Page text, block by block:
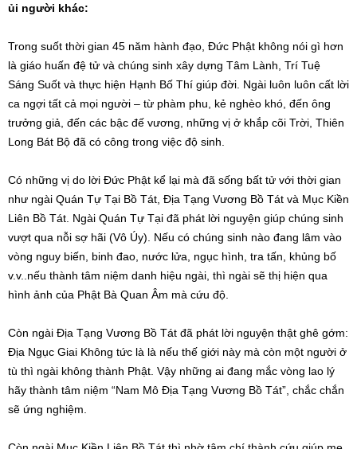
ủi người khác:
Trong suốt thời gian 45 năm hành đạo, Đức Phật không nói gì hơn
là giáo huấn đệ tử và chúng sinh xây dựng Tâm Lành, Trí Tuệ
Sáng Suốt và thực hiện Hạnh Bố Thí giúp đời. Ngài luôn luôn cất lời
ca ngợi tất cả mọi người – từ phàm phu, kẻ nghèo khó, đến ông
trưởng giả, đến các bậc đế vương, những vị ở khắp cõi Trời, Thiên
Long Bát Bộ đã có công trong việc độ sinh.
Có những vị do lời Đức Phật kể lại mà đã sống bất tử với thời gian
như ngài Quán Tự Tại Bồ Tát, Địa Tạng Vương Bồ Tát và Mục Kiền
Liên Bồ Tát. Ngài Quán Tự Tại đã phát lời nguyện giúp chúng sinh
vượt qua nỗi sợ hãi (Vô Úy). Nếu có chúng sinh nào đang lâm vào
vòng nguy biến, binh đao, nước lửa, ngục hình, tra tấn, khủng bố
v.v..nếu thành tâm niệm danh hiệu ngài, thì ngài sẽ thị hiện qua
hình ảnh của Phật Bà Quan Âm mà cứu độ.
Còn ngài Địa Tạng Vương Bồ Tát đã phát lời nguyện thật ghê gớm:
Địa Ngục Giai Không tức là là nếu thế giới này mà còn một người ở
tù thì ngài không thành Phật. Vậy những ai đang mắc vòng lao lý
hãy thành tâm niệm “Nam Mô Địa Tạng Vương Bồ Tát”, chắc chắn
sẽ ứng nghiệm.